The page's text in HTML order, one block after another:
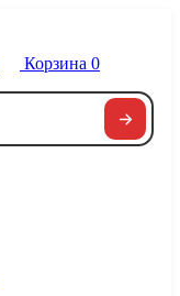
Корзина 0